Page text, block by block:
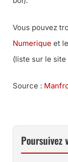
Vous pouvez
Numerique et
(liste sur le
Source :
Poursuivez